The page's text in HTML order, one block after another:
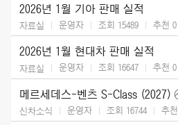
2026년 1월 기아 판매 실적
자료실 운영자 조회 15489 추천 0
2026년 1월 현대차 판매 실적
자료실 운영자 조회 16647 추천 0
메르세데스-벤츠 S-Class (2027)
신차소식 운영자 조회 16744 추천